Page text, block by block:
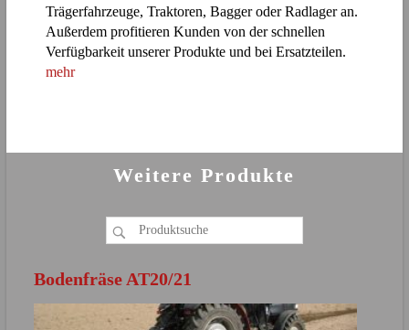
Trägerfahrzeuge, Traktoren, Bagger oder Radlager an.
Außerdem profitieren Kunden von der schnellen
Verfügbarkeit unserer Produkte und bei Ersatzteilen.
mehr
Weitere Produkte
Bodenfräse AT20/21